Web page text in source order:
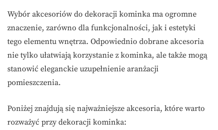
Wybór akcesoriów do dekoracji kominka ma ogromne
znaczenie, zarówno dla funkcjonalności, jak i estetyki
tego elementu wnętrza. Odpowiednio dobrane akcesoria
nie tylko ułatwiają korzystanie z kominka, ale także mogą
stanowić eleganckie uzupełnienie aranżacji
pomieszczenia.
Poniżej znajdują się najważniejsze akcesoria, które warto
rozważyć przy dekoracji kominka: